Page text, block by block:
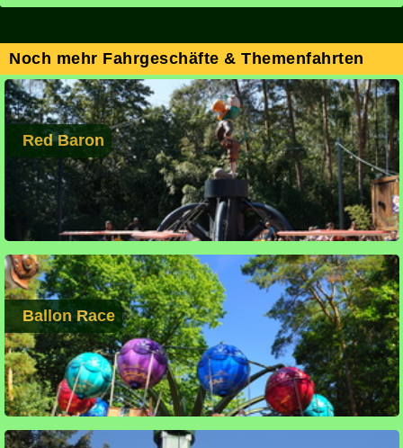
Noch mehr Fahrgeschäfte & Themenfahrten
Red Baron
Ballon Race